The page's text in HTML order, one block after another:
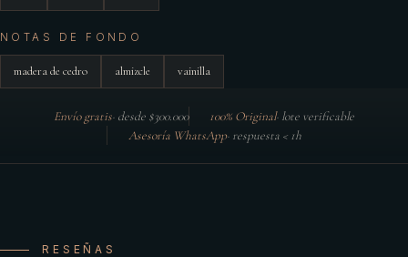
NOTAS DE FONDO
madera de cedro almizcle vainilla
Envío gratis· desde $300.000 100% Original· lote verificable
Asesoría WhatsApp· respuesta < 1h
RESEÑAS